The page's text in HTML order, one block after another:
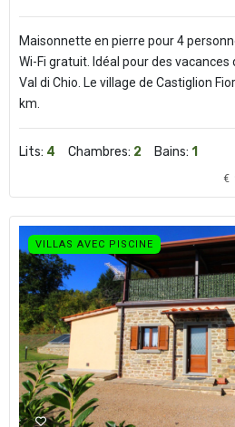
Maisonnette en pierre pour 4
Wi-Fi gratuit. Idéal pour des
Val di Chio. Le village de Castiglion
km.
Lits: 4 Chambres: 2 Bains: 1
€
VILLAS AVEC PISCINE